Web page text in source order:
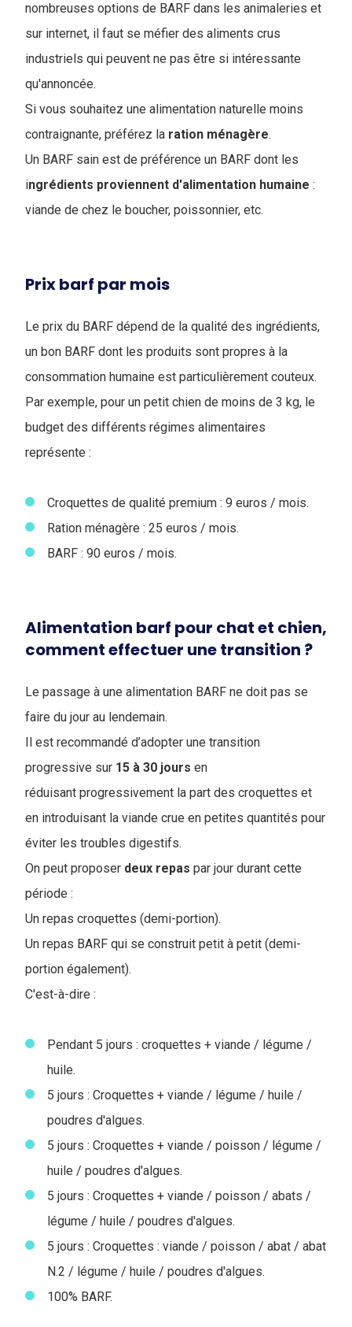
nombreuses options de BARF dans les animaleries et
sur internet, il faut se méfier des aliments crus
industriels qui peuvent ne pas être si intéressante
qu'annoncée.
Si vous souhaitez une alimentation naturelle moins
contraignante, préférez la ration ménagère.
Un BARF sain est de préférence un BARF dont les
ingrédients proviennent d'alimentation humaine :
viande de chez le boucher, poissonnier, etc.
Prix barf par mois
Le prix du BARF dépend de la qualité des ingrédients,
un bon BARF dont les produits sont propres à la
consommation humaine est particulièrement couteux.
Par exemple, pour un petit chien de moins de 3 kg, le
budget des différents régimes alimentaires
représente :
Croquettes de qualité premium : 9 euros / mois.
Ration ménagère : 25 euros / mois.
BARF : 90 euros / mois.
Alimentation barf pour chat et chien,
comment effectuer une transition ?
Le passage à une alimentation BARF ne doit pas se
faire du jour au lendemain.
Il est recommandé d’adopter une transition
progressive sur 15 à 30 jours en
réduisant progressivement la part des croquettes et
en introduisant la viande crue en petites quantités pour
éviter les troubles digestifs.
On peut proposer deux repas par jour durant cette
période :
Un repas croquettes (demi-portion).
Un repas BARF qui se construit petit à petit (demi-
portion également).
C'est-à-dire :
Pendant 5 jours : croquettes + viande / légume /
huile.
5 jours : Croquettes + viande / légume / huile /
poudres d'algues.
5 jours : Croquettes + viande / poisson / légume /
huile / poudres d'algues.
5 jours : Croquettes + viande / poisson / abats /
légume / huile / poudres d'algues.
5 jours : Croquettes : viande / poisson / abat / abat
N.2 / légume / huile / poudres d'algues.
100% BARF.